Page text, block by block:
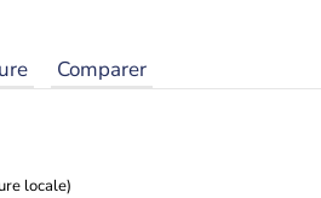
Comparer
locale)